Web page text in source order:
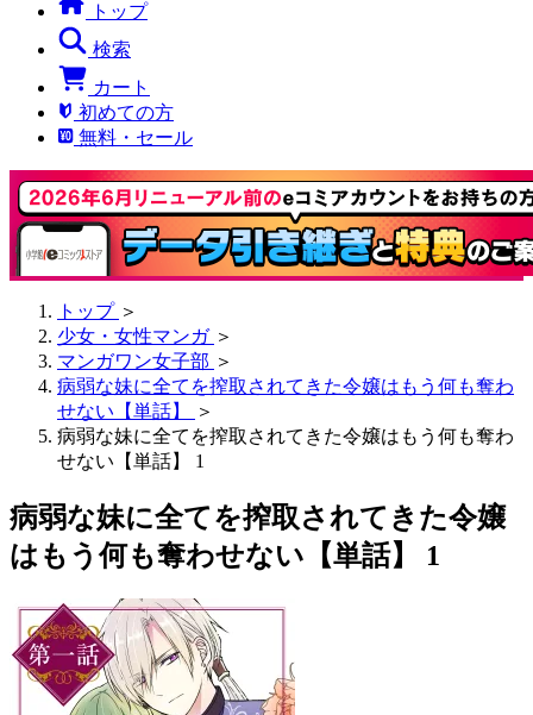
トップ
検索
カート
初めての方
無料・セール
トップ ＞
少女・女性マンガ ＞
マンガワン女子部 ＞
病弱な妹に全てを搾取されてきた令嬢はもう何も奪わ
せない【単話】
＞
病弱な妹に全てを搾取されてきた令嬢はもう何も奪わ
せない【単話】 1
病弱な妹に全てを搾取されてきた令嬢
はもう何も奪わせない【単話】 1